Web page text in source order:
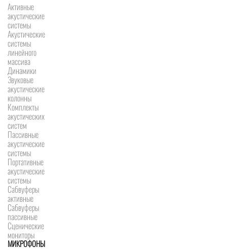
Активные
акустические
системы
Акустические
системы
линейного
массива
Динамики
Звуковые
акустические
колонны
Комплекты
акустических
систем
Пассивные
акустические
системы
Портативные
акустические
системы
Сабвуферы
активные
Сабвуферы
пассивные
Сценические
мониторы
МИКРОФОНЫ